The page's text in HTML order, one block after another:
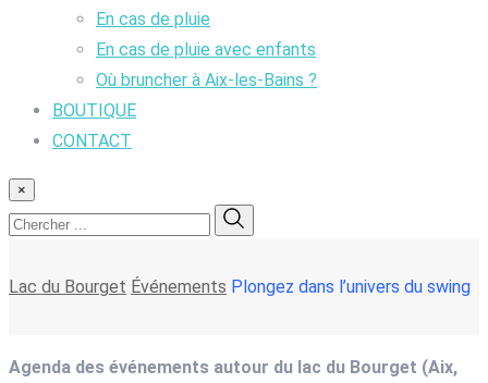
En cas de pluie
En cas de pluie avec enfants
Où bruncher à Aix-les-Bains ?
BOUTIQUE
CONTACT
×
Lac du Bourget Événements Plongez dans l’univers du swing
Agenda des événements autour du lac du Bourget (Aix,